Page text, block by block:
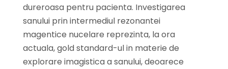
dureroasa pentru pacienta. Investigarea
sanului prin intermediul rezonantei
magentice nucelare reprezinta, la ora
actuala, gold standard-ul in materie de
explorare imagistica a sanului, deoarece